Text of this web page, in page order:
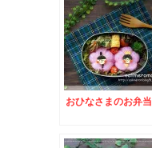
おひなさまのお弁当